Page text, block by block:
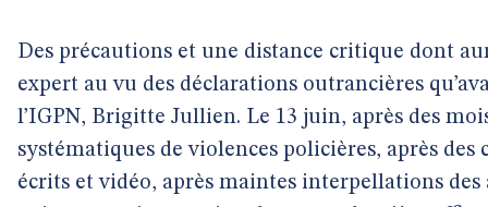
Des précautions et une distance critique dont
expert au vu des déclarations outrancières
l’IGPN, Brigitte Jullien. Le 13 juin, après des
systématiques de violences policières, après des
écrits et vidéo, après maintes interpellations